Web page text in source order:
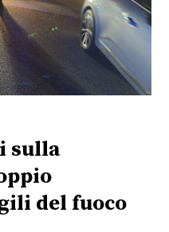
sulla
del fuoco